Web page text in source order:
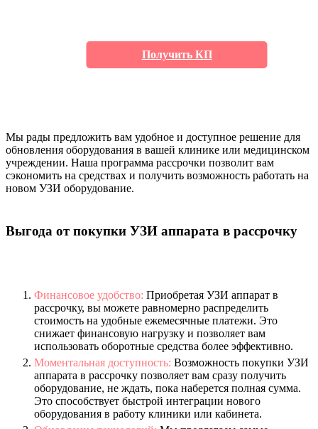
Получить КП
Мы рады предложить вам удобное и доступное решение для
обновления оборудования в вашей клинике или медицинском
учреждении. Наша программа рассрочки позволит вам
сэкономить на средствах и получить возможность работать на
новом УЗИ оборудование.
Выгода от покупки УЗИ аппарата в рассрочку
Финансовое удобство: Приобретая УЗИ аппарат в
рассрочку, вы можете равномерно распределить
стоимость на удобные ежемесячные платежи. Это
снижает финансовую нагрузку и позволяет вам
использовать оборотные средства более эффективно.
Моментальная доступность: Возможность покупки УЗИ
аппарата в рассрочку позволяет вам сразу получить
оборудование, не ждать, пока наберется полная сумма.
Это способствует быстрой интеграции нового
оборудования в работу клиники или кабинета.